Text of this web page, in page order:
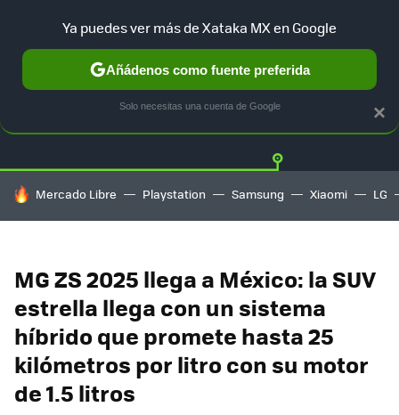
TESLA UBER AUTO ELECTRICO Twitter
HOY SE HABLA DE
Mercado Libre Playstation Samsung Xiaomi LG
MG ZS 2025 llega a México: la SUV
estrella llega con un sistema
híbrido que promete hasta 25
kilómetros por litro con su motor
de 1.5 litros
×
Ya puedes ver más de Xataka MX en Google
Añádenos como fuente preferida
Solo necesitas una cuenta de Google